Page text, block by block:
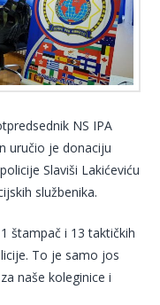
NS IPA
uručio je donaciju
Slaviši Lakićeviću
službenika.
štampač i 13 taktičkih
To je samo jos
naše koleginice i